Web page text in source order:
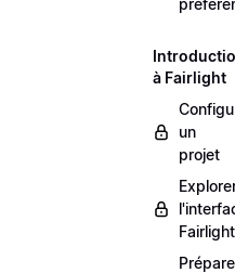
à Fairlight
un
projet
Fairlight